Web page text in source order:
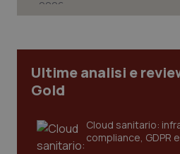
Ultime analisi e
Gold
Cloud sanitario:
compliance, GDPR
Nome